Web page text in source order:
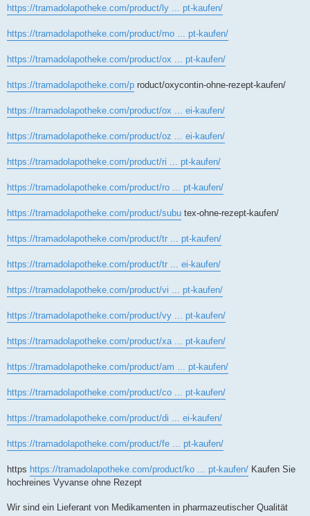
https://tramadolapotheke.com/product/ly ... pt-kaufen/
https://tramadolapotheke.com/product/mo ... pt-kaufen/
https://tramadolapotheke.com/product/ox ... pt-kaufen/
https://tramadolapotheke.com/p roduct/oxycontin-ohne-rezept-kaufen/
https://tramadolapotheke.com/product/ox ... ei-kaufen/
https://tramadolapotheke.com/product/oz ... ei-kaufen/
https://tramadolapotheke.com/product/ri ... pt-kaufen/
https://tramadolapotheke.com/product/ro ... pt-kaufen/
https://tramadolapotheke.com/product/subu tex-ohne-rezept-kaufen/
https://tramadolapotheke.com/product/tr ... pt-kaufen/
https://tramadolapotheke.com/product/tr ... ei-kaufen/
https://tramadolapotheke.com/product/vi ... pt-kaufen/
https://tramadolapotheke.com/product/vy ... pt-kaufen/
https://tramadolapotheke.com/product/xa ... pt-kaufen/
https://tramadolapotheke.com/product/am ... pt-kaufen/
https://tramadolapotheke.com/product/co ... pt-kaufen/
https://tramadolapotheke.com/product/di ... ei-kaufen/
https://tramadolapotheke.com/product/fe ... pt-kaufen/
https https://tramadolapotheke.com/product/ko ... pt-kaufen/ Kaufen Sie
hochreines Vyvanse ohne Rezept
Wir sind ein Lieferant von Medikamenten in pharmazeutischer Qualität